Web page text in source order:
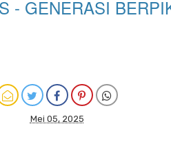
- GENERASI
Mei 05, 2025